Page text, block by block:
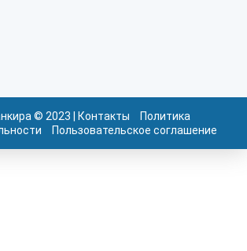
© 2023 | Контакты
Политика
Пользовательское соглашение